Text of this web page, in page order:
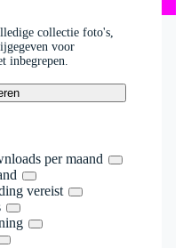
collectie foto's,
voor
inbegrepen.
per maand
vereist